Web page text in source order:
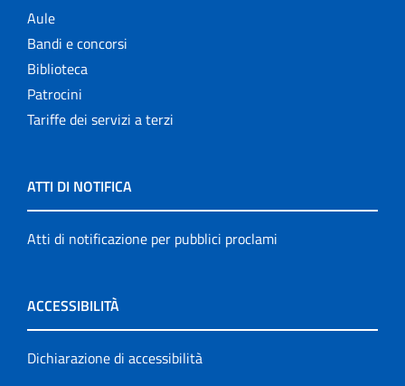
Aule
Bandi e concorsi
Biblioteca
Patrocini
Tariffe dei servizi a terzi
ATTI DI NOTIFICA
Atti di notificazione per pubblici proclami
ACCESSIBILITÀ
Dichiarazione di accessibilità